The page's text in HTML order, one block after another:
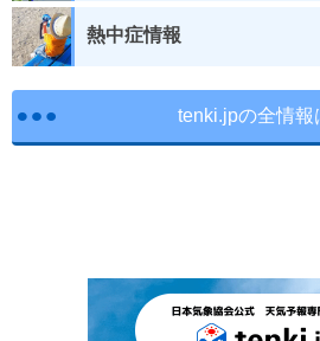
熱中症情報
tenki.jpの全情報